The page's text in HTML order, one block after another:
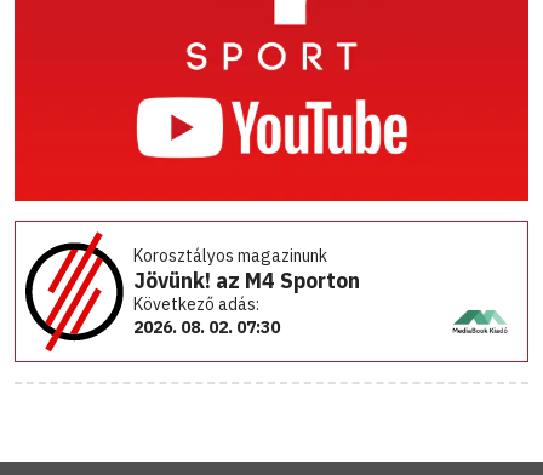
Korosztályos magazinunk
Jövünk! az M4 Sporton
Következő adás:
2026. 08. 02. 07:30